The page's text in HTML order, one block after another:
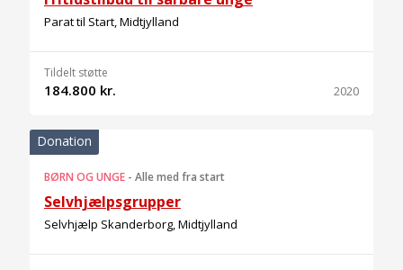
Parat til Start, Midtjylland
Tildelt støtte
184.800 kr. 2020
Donation
BØRN OG UNGE - Alle med fra start
Selvhjælpsgrupper
Selvhjælp Skanderborg, Midtjylland